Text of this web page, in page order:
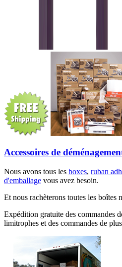
Accessoires de
Nous avons tous les boxes, ruban
d'emballage vous avez besoin.
Et nous rachèterons toutes les boîtes
Expédition gratuite des commandes
limitrophes et des commandes de